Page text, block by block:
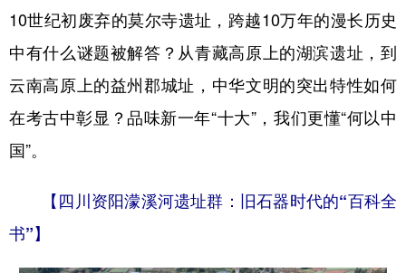
浙江 安徽 福建 江西
山东 河南 湖北 湖南
新疆 内蒙古 黑龙江
10世纪初废弃的莫尔寺遗址，跨越10万年的漫长历史
中有什么谜题被解答？从青藏高原上的湖滨遗址，到
云南高原上的益州郡城址，中华文明的突出特性如何
在考古中彰显？品味新一年“十大”，我们更懂“何以中
国”。
【四川资阳濛溪河遗址群：旧石器时代的“百科全
书”】